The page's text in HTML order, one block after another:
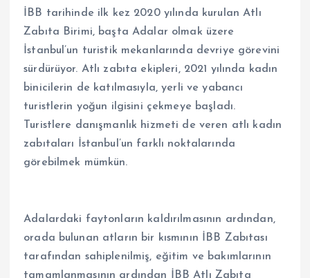
İBB tarihinde ilk kez 2020 yılında kurulan Atlı
Zabıta Birimi, başta Adalar olmak üzere
İstanbul’un turistik mekanlarında devriye görevini
sürdürüyor. Atlı zabıta ekipleri, 2021 yılında kadın
binicilerin de katılmasıyla, yerli ve yabancı
turistlerin yoğun ilgisini çekmeye başladı.
Turistlere danışmanlık hizmeti de veren atlı kadın
zabıtaları İstanbul’un farklı noktalarında
görebilmek mümkün.
Adalardaki faytonların kaldırılmasının ardından,
orada bulunan atların bir kısmının İBB Zabıtası
tarafından sahiplenilmiş, eğitim ve bakımlarının
tamamlanmasının ardından İBB Atlı Zabıta